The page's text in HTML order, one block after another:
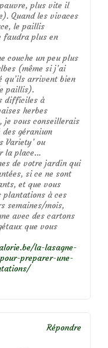
plus vite il
Quand les vivaces
le paillis
faudra plus en
couche un peu plus
(même si j’ai
qu’ils arrivent bien
paillis).
difficiles à
herbes
je vous conseillerais
géranium
Variety’ ou
la place…
de votre jardin qui
si ce ne sont
et que vous
plantations à ces
semaines/mois,
avec des cartons
que vous
la-lasagne-
preparer-une-
Répondre